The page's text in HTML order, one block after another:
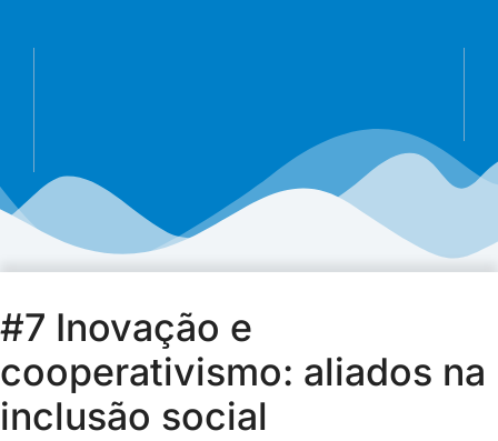
#7 Inovação e
cooperativismo: aliados na
inclusão social